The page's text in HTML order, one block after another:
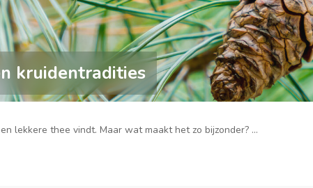
kruidentradities
lekkere thee vindt. Maar wat maakt het zo bijzonder? ...